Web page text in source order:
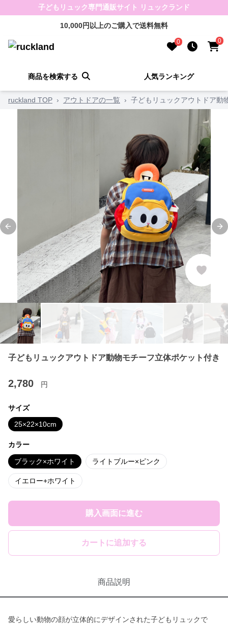
子どもリュック専門通販サイト リュックランド
10,000円以上のご購入で送料無料
0 0
商品を検索する 人気ランキング
ruckland TOP › アウトドアの一覧 › 子どもリュックアウトドア動
Previous slide
子どもリュックアウトドア動物モチーフ立体ポケット付き
2,780 円
サイズ
25×22×10cm
カラー
ブラック×ホワイト ライトブルー×ピンク
イエロー+ホワイト
購入画面に進む
カートに追加する
商品説明
愛らしい動物の顔が立体的にデザインされた子どもリュックで